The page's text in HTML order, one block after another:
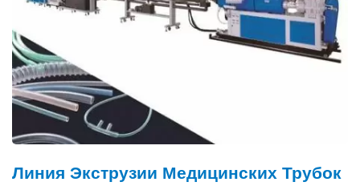
Линия Экструзии Медицинских Трубок